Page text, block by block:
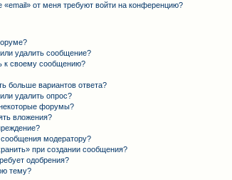
«email» от меня требуют войти на конференцию?
удалить сообщение?
к своему сообщению?
больше вариантов ответа?
удалить опрос?
форумы?
вложения?
модератору?
при создании сообщения?
одобрения?
тему?